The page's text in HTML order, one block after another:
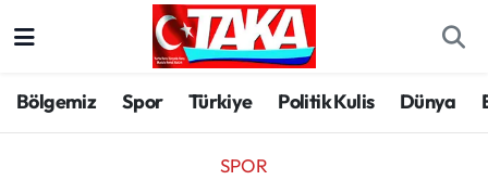
Bölgemiz Spor Türkiye Politik Kulis Dünya
SPOR
Spor
Trabzon Hava Durumu